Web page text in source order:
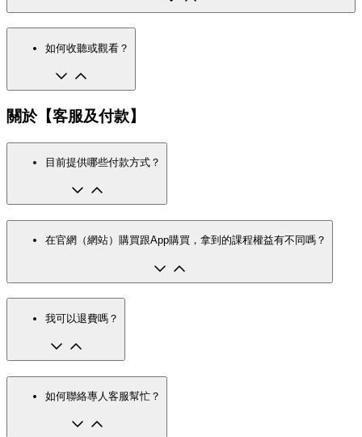
如何收聽或觀看？
關於【客服及付款】
目前提供哪些付款方式？
在官網（網站）購買跟App購買，拿到的課程權益有不同嗎？
我可以退費嗎？
如何聯絡專人客服幫忙？